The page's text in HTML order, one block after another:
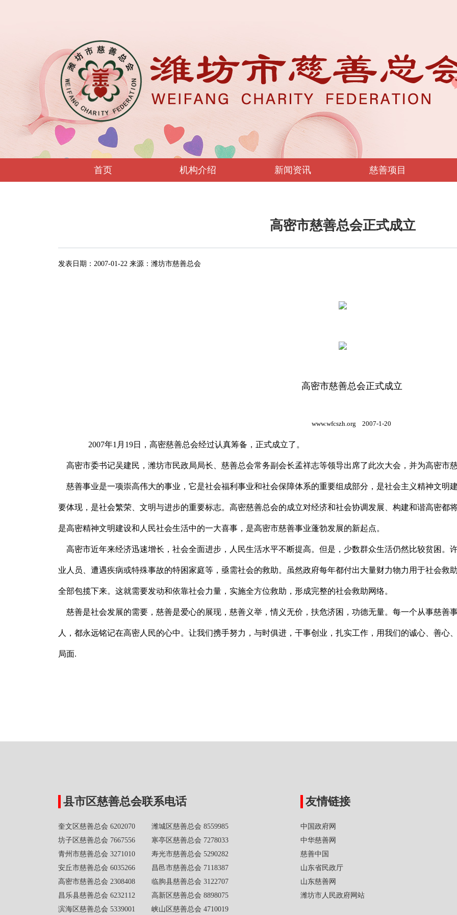
首页 机构介绍 新闻资讯 慈善项目
高密市慈善总会正式成立
发表日期： 2007-01-22 来源： 潍坊市慈善总会
高密市慈善总会正式成立
www.wfcszh.org 2007-1-20
2007年1月19日，高密慈善总会经过认真筹备，正式成立了。
高密市委书记吴建民，潍坊市民政局局长、慈善总会常务副会长孟祥志等领导出席了此次大会，并为高密市
慈善事业是一项崇高伟大的事业，它是社会福利事业和社会保障体系的重要组成部分，是社会主义精神文明
要体现，是社会繁荣、文明与进步的重要标志。高密慈善总会的成立对经济和社会协调发展、构建和谐高密都
是高密精神文明建设和人民社会生活中的一大喜事，是高密市慈善事业蓬勃发展的新起点。
高密市近年来经济迅速增长，社会全面进步，人民生活水平不断提高。但是，少数群众生活仍然比较贫困。
业人员、遭遇疾病或特殊事故的特困家庭等，亟需社会的救助。虽然政府每年都付出大量财力物力用于社会救
全部包揽下来。这就需要发动和依靠社会力量，实施全方位救助，形成完整的社会救助网络。
慈善是社会发展的需要，慈善是爱心的展现，慈善义举，情义无价，扶危济困，功德无量。每一个从事慈善
人，都永远铭记在高密人民的心中。让我们携手努力，与时俱进，干事创业，扎实工作，用我们的诚心、善心
局面.
县市区慈善总会联系电话
奎文区慈善总会 6202070 潍城区慈善总会 8559985
坊子区慈善总会 7667556 寒亭区慈善总会 7278033
青州市慈善总会 3271010 寿光市慈善总会 5290282
安丘市慈善总会 6035266 昌邑市慈善总会 7118387
高密市慈善总会 2308408 临朐县慈善总会 3122707
昌乐县慈善总会 6232112 高新区慈善总会 8898075
滨海区慈善总会 5339001 峡山区慈善总会 4710019
友情链接
中国政府网
中华慈善网
慈善中国
山东省民政厅
山东慈善网
潍坊市人民政府网站